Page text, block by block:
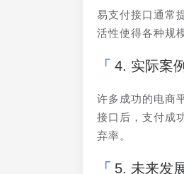
易支付接口通常
活性使得各种规
4. 实际案
许多成功的电商
接口后，支付成
弃率。
5. 未来发